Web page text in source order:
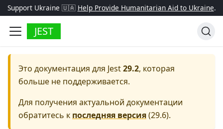
Support Ukraine 🇺🇦 Help Provide Humanitarian Aid to Ukraine.
JEST
Это документация для Jest29.2, которая
больше не поддерживается.
Для получения актуальной документации
обратитесь к последняя версия(29.6).